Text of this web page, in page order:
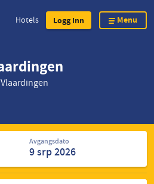
Hotels Logg Inn Menu
Avgangsdato